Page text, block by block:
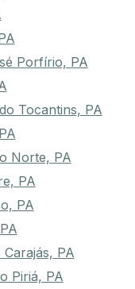
Porfírio, PA
Tocantins, PA
Norte, PA
PA
PA
PA
Piriá, PA